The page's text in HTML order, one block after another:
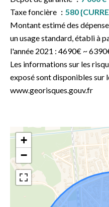
Taxe foncière
580
Montant estimé des
un usage standard, établi à
l'année 2021 : 4690€ ~
Les informations sur les
exposé sont disponibles sur
www.georisques.gouv.fr
+
−